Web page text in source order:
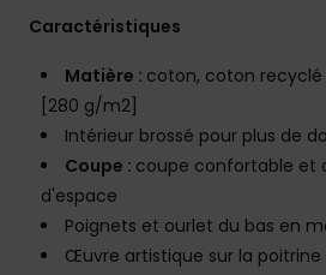
Caractéristiques
Matière : coton, coton
[280 g/m2]
Intérieur brossé pour plus de
Coupe : coupe confortable et
d'espace
Poignets et ourlet du bas en
Œuvre artistique sur la poitrine